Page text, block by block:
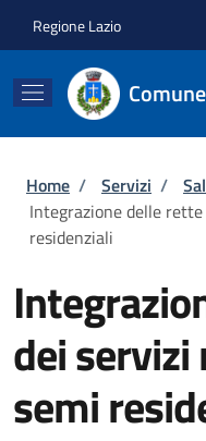
Regione Lazio
Briciole di
Home / Servizi /
Integrazione delle
residenziali
dei servizi
semi